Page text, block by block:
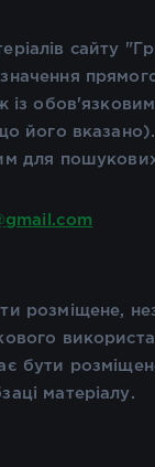
сайту
із
його
для
розміщене,
бути
матеріалу.